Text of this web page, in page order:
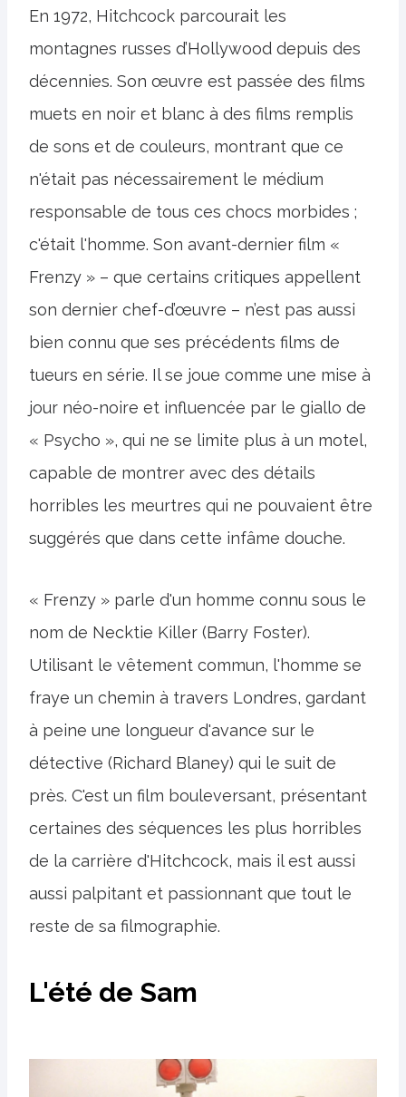
En 1972, Hitchcock parcourait les
montagnes russes d’Hollywood depuis des
décennies. Son œuvre est passée des films
muets en noir et blanc à des films remplis
de sons et de couleurs, montrant que ce
n'était pas nécessairement le médium
responsable de tous ces chocs morbides ;
c'était l'homme. Son avant-dernier film «
Frenzy » – que certains critiques appellent
son dernier chef-d’œuvre – n’est pas aussi
bien connu que ses précédents films de
tueurs en série. Il se joue comme une mise à
jour néo-noire et influencée par le giallo de
« Psycho », qui ne se limite plus à un motel,
capable de montrer avec des détails
horribles les meurtres qui ne pouvaient être
suggérés que dans cette infâme douche.
« Frenzy » parle d'un homme connu sous le
nom de Necktie Killer (Barry Foster).
Utilisant le vêtement commun, l'homme se
fraye un chemin à travers Londres, gardant
à peine une longueur d'avance sur le
détective (Richard Blaney) qui le suit de
près. C'est un film bouleversant, présentant
certaines des séquences les plus horribles
de la carrière d'Hitchcock, mais il est aussi
aussi palpitant et passionnant que tout le
reste de sa filmographie.
L'été de Sam